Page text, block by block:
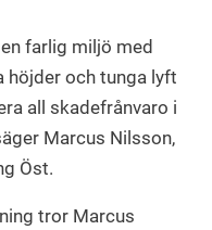
farlig miljö med
höjder och tunga lyft
all skadefrånvaro i
Marcus Nilsson,
Öst.
tror Marcus